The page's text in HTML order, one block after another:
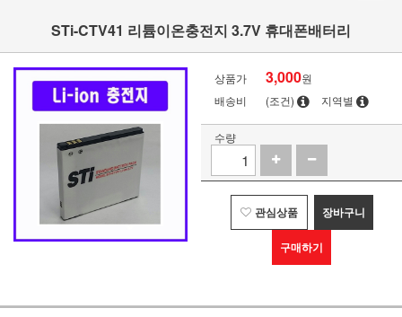
STi-CTV41 리튬이온충전지 3.7V 휴대폰배터리
상품가 3,000원
배송비
(조건) 지역별
수량
관심상품 장바구니
구매하기